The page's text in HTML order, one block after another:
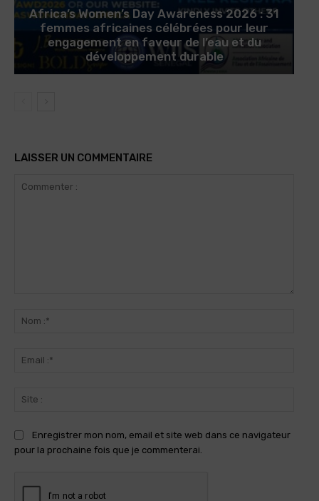
Africa’s Women’s Day Awareness 2026 : 31
femmes africaines célébrées pour leur
engagement en faveur de l’eau et du
développement durable
LAISSER UN COMMENTAIRE
Enregistrer mon nom, email et site web dans ce navigateur
pour la prochaine fois que je commenterai.